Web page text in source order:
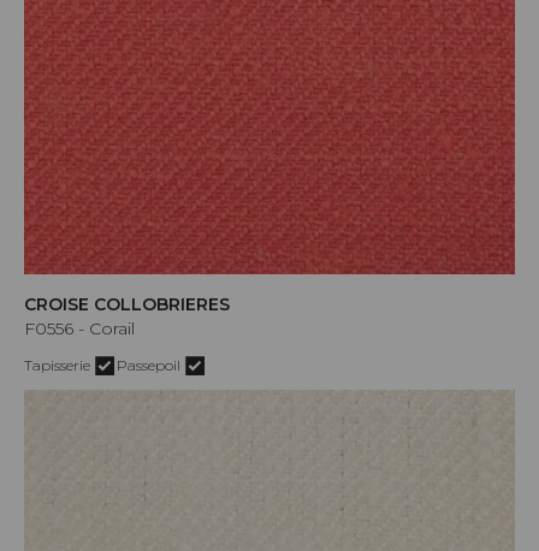
CROISE COLLOBRIERES
F0556 - Corail
Tapisserie Passepoil